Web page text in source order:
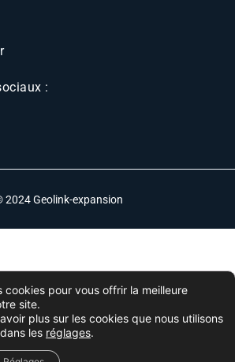
:
2024 Geolink-expansion
cookies pour vous offrir la meilleure
site.
plus sur les cookies que nous utilisons
les réglages.